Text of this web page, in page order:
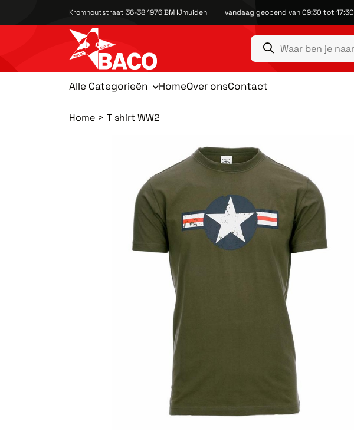
Kromhoutstraat 36-38 1976 BM IJmuiden vandaag geopend van 09:30 tot 17:30
Alle Categorieën HomeOver onsContact
Home T shirt WW2